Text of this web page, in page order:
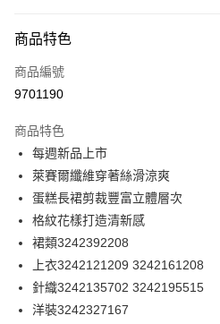
3 期 0 利率 每期
合作金庫商業銀行
上海商業儲蓄銀行
臺灣中小企業銀行
匯豐（台灣）商業銀行
聯邦商業銀行
元大商業銀行
玉山商業銀行
台灣樂天信用卡公司
超商取貨付款
LINE Pay
Apple Pay
街口支付
悠遊付
全盈+PAY
大哥付你分期
相關說明
【大哥付你分期使用說明】
商品特色
商品編號
9701190
商品特色
每週新品上市
萊賽爾纖維穿著絲滑涼爽
蛋糕長裙剪裁豐富立體層次
格紋花樣打造清新感
裙類3242392208
上衣3242121209 3242161208
針織3242135702 3242195515
洋裝3242327167